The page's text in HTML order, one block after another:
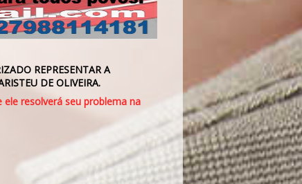
REPRESENTAR A
DE OLIVEIRA.
resolverá seu problema na